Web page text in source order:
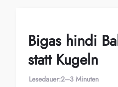
Bigas hindi
statt Kugeln
Lesedauer:2–3 Minuten